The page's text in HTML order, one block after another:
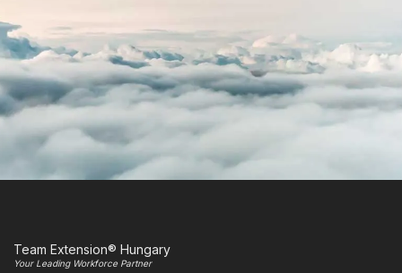
Team Extension® Hungary
Your Leading Workforce Partner